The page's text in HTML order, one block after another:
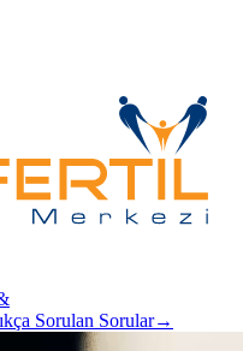
Sorulan Sorular→